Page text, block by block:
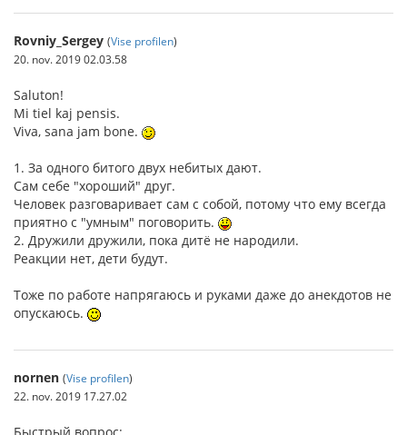
Rovniy_Sergey (Vise profilen)
20. nov. 2019 02.03.58
Saluton!
Mi tiel kaj pensis.
Viva, sana jam bone.
1. За одного битого двух небитых дают.
Сам себе "хороший" друг.
Человек разговаривает сам с собой, потому что ему всегда
приятно с "умным" поговорить.
2. Дружили дружили, пока дитё не народили.
Реакции нет, дети будут.
Тоже по работе напрягаюсь и руками даже до анекдотов не
опускаюсь.
nornen (Vise profilen)
22. nov. 2019 17.27.02